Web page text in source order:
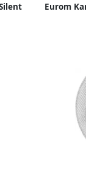
Eurom